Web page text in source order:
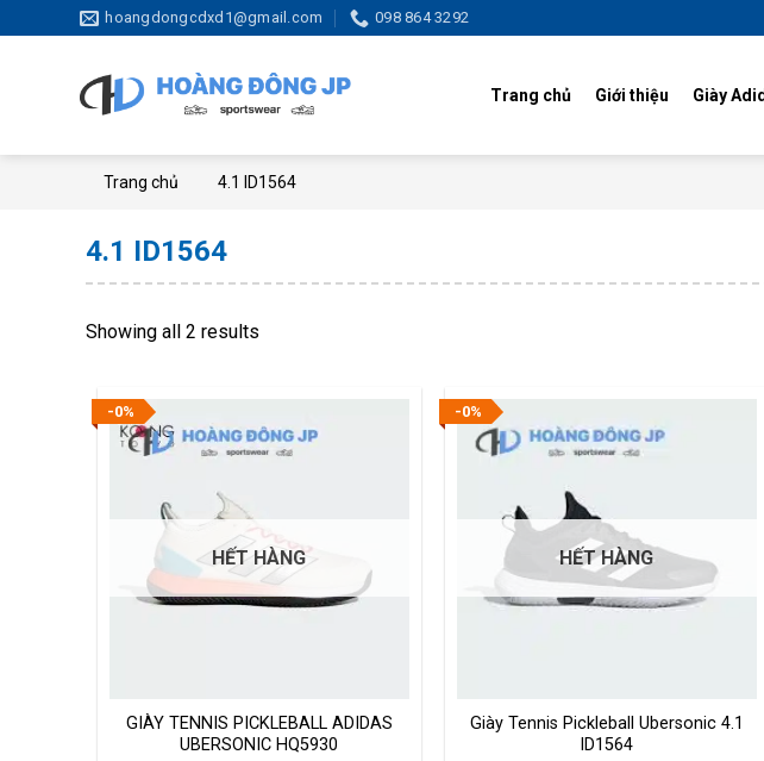
to
hoangdongcdxd1@gmail.com 098 864 3292
Trang chủ Giới thiệu Giày
Trang chủ 4.1 ID1564
4.1 ID1564
Showing all 2 results
-0%
HẾT HÀNG
GIÀY TENNIS PICKLEBALL ADIDAS
UBERSONIC HQ5930
-0%
HẾT HÀNG
Giày Tennis Pickleball Ubersonic 4.1
ID1564